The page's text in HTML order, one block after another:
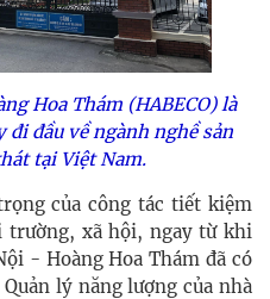
Hoa Thám (HABECO) là
đầu về ngành nghề sản
tại Việt Nam.
của công tác tiết kiệm
trường, xã hội, ngay từ khi
- Hoàng Hoa Thám đã có
lý năng lượng của nhà